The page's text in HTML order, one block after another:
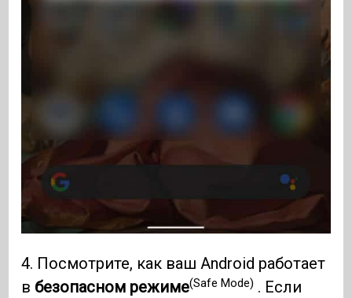
4. Посмотрите, как ваш Android работает
в безопасном режиме(Safe Mode) . Если